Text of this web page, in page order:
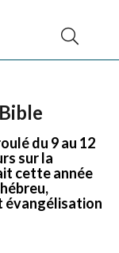
du 9 au 12
sur la
cette année
évangélisation